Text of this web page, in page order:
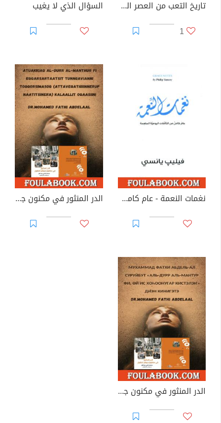
تاريخ التعب من العصر الوسيط إلى أيامنا هذه
1
السؤال الذي لا يغيب
نغمات النعمة - عام كامل من التأملات اليومية الملهمة الدر المنثور في مكنون جوهر العقول مترجم بلغة الكالاليست
الدر المنثور في مكنون جوهر العقول باللغة الياقوتية